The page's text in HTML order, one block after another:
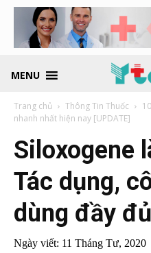
MENU
Trang chủ Thông Tin Thuốc
nhanh nhất hiện nay [UPDATE]
Siloxogene
Tác dụng,
dùng đầy
Ngày viết: 11 Tháng Tư, 2020